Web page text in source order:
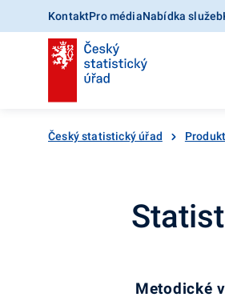
KontaktPro médiaNabídka služeb
Český statistický úřad
Metodické